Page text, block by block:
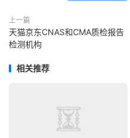
上一篇
天猫京东CNAS和CMA质检报告
检测机构
相关推荐